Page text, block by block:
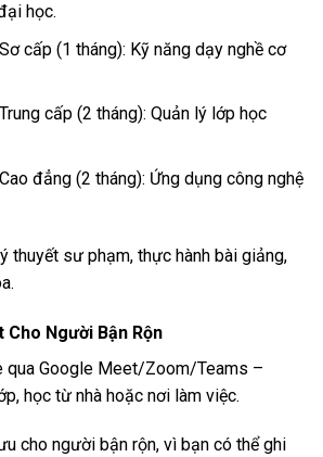
học.
cấp (1 tháng): Kỹ năng dạy nghề cơ
cấp (2 tháng): Quản lý lớp học
đẳng (2 tháng): Ứng dụng công nghệ
thuyết sư phạm, thực hành bài giảng,
Cho Người Bận Rộn
qua Google Meet/Zoom/Teams –
học từ nhà hoặc nơi làm việc.
cho người bận rộn, vì bạn có thể ghi